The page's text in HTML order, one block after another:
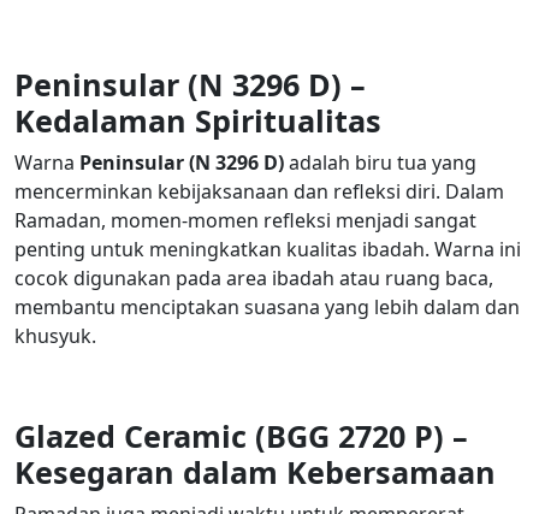
Peninsular (N 3296 D) –
Kedalaman Spiritualitas
Warna Peninsular (N 3296 D)adalah biru tua yang
mencerminkan kebijaksanaan dan refleksi diri. Dalam
Ramadan, momen-momen refleksi menjadi sangat
penting untuk meningkatkan kualitas ibadah. Warna ini
cocok digunakan pada area ibadah atau ruang baca,
membantu menciptakan suasana yang lebih dalam dan
khusyuk.
Glazed Ceramic (BGG 2720 P) –
Kesegaran dalam Kebersamaan